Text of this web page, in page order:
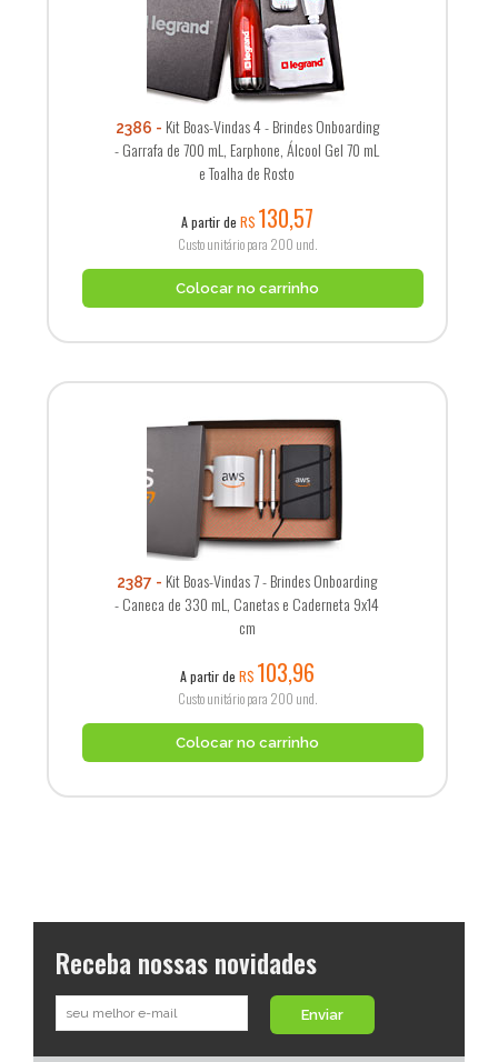
2386
Kit Boas-Vindas 4 - Brindes Onboarding
- Garrafa de 700 mL, Earphone, Álcool Gel 70 mL
e Toalha de Rosto
A partir de R$ 130,57
Custo unitário para 200 und.
Colocar no carrinho
2387
Kit Boas-Vindas 7 - Brindes Onboarding
- Caneca de 330 mL, Canetas e Caderneta 9x14
cm
A partir de R$ 103,96
Custo unitário para 200 und.
Colocar no carrinho
Receba nossas novidades
Enviar